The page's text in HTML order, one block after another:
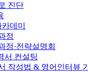
진단
데미
정
정·전략설명회
서 컨설팅
작성법 & 영어인터뷰